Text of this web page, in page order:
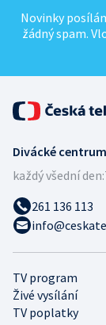
Novinky
žádný spam.